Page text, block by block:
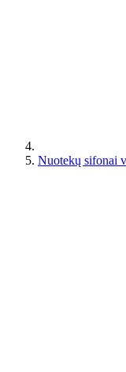
Nuotekų sifonai